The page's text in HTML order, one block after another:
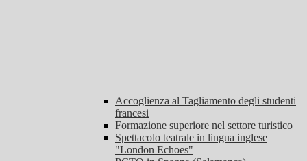
Accoglienza al Tagliamento degli studenti
francesi
Formazione superiore nel settore turistico
Spettacolo teatrale in lingua inglese
"London Echoes"